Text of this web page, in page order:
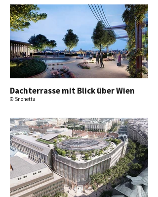
Dachterrasse mit Blick über Wien
© Snøhetta